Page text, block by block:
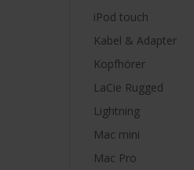
iPod touch
Kabel & Adapter
Kopfhörer
LaCie Rugged
Lightning
Mac mini
Mac Pro